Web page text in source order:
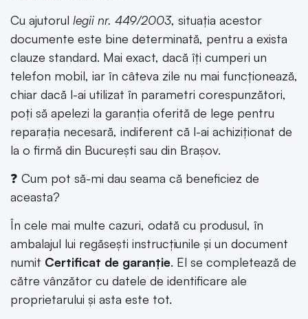
Cu ajutorul legii nr. 449/2003, situația acestor
documente este bine determinată, pentru a exista
clauze standard. Mai exact, dacă îți cumperi un
telefon mobil, iar în câteva zile nu mai funcționează,
chiar dacă l-ai utilizat în parametri corespunzători,
poți să apelezi la garanția oferită de lege pentru
reparația necesară, indiferent că l-ai achiziționat de
la o firmă din București sau din Brașov.
❓ Cum pot să-mi dau seama că beneficiez de
aceasta?
În cele mai multe cazuri, odată cu produsul, în
ambalajul lui regăsești instrucțiunile și un document
numit Certificat de garanție. El se completează de
către vânzător cu datele de identificare ale
proprietarului și asta este tot.